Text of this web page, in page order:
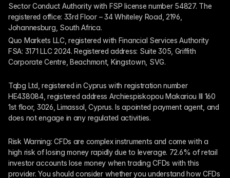
Sector Conduct Authority with FSP license number 54827. The
registered office: 33rd Floor – 34 Whiteley Road, 2196,
Johannesburg, South Africa.
Quo Markets LLC, registered with Financial Services Authority
FSA: 3171 LLC 2024. Registered address: Suite 305, Griffith
Corporate Centre, Beachmont, Kingstown, SVG.
Tqbg Ltd, registered in Cyprus with registration number
HE438084, registered address Archiespiskopou Makariou III 160
1st floor, 3026, Limassol, Cyprus. Is apointed payment agent, and
does not engage in any regulated activities.
Risk Warning: CFDs are complex instruments and come with a
high risk of losing money rapidly due to leverage. 72.6% of retail
investor accounts lose money when trading CFDs with this
provider. You should consider whether you understand how CFDs